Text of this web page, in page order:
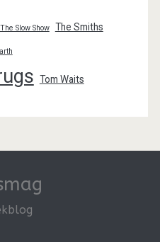
The Slow Show The Smiths
Tom Waits